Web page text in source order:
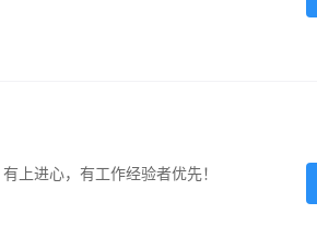
上进心，有工作经验者优先！